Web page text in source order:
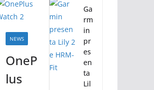
NEWS
OneP
lus
Ga
rm
in
pr
es
en
ta
Lil